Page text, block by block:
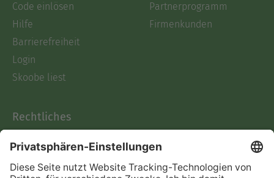
Code einlösen
Hilfe
Barrierefreiheit
Login
Skoobe liest
Partnerprogramm
Firmenkunden
Rechtliches
AGB
Informationen nach Data